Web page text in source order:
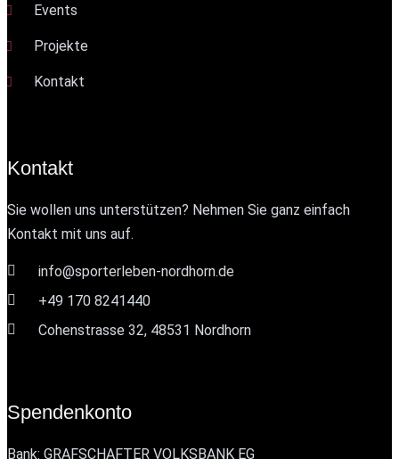
Events
Projekte
Kontakt
Kontakt
Sie wollen uns unterstützen? Nehmen Sie ganz einfach
Kontakt mit uns auf.
info@sporterleben-nordhorn.de
+49 170 8241440
Cohenstrasse 32, 48531 Nordhorn
Spendenkonto
Bank: GRAFSCHAFTER VOLKSBANK EG